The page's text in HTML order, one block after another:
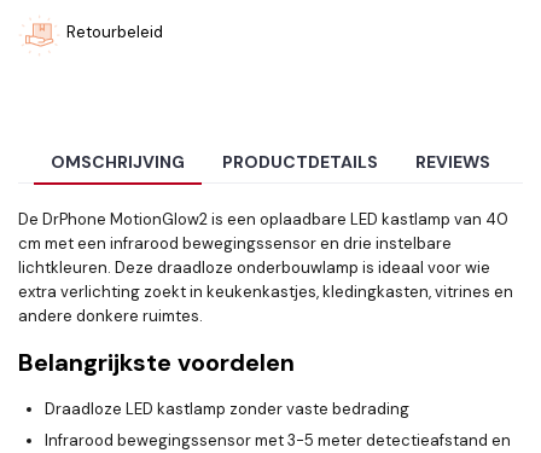
Retourbeleid
OMSCHRIJVING PRODUCTDETAILS REVIEWS
De DrPhone MotionGlow2 is een oplaadbare LED kastlamp van 40
cm met een infrarood bewegingssensor en drie instelbare
lichtkleuren. Deze draadloze onderbouwlamp is ideaal voor wie
extra verlichting zoekt in keukenkastjes, kledingkasten, vitrines en
andere donkere ruimtes.
Belangrijkste voordelen
Draadloze LED kastlamp zonder vaste bedrading
Infrarood bewegingssensor met 3-5 meter detectieafstand en